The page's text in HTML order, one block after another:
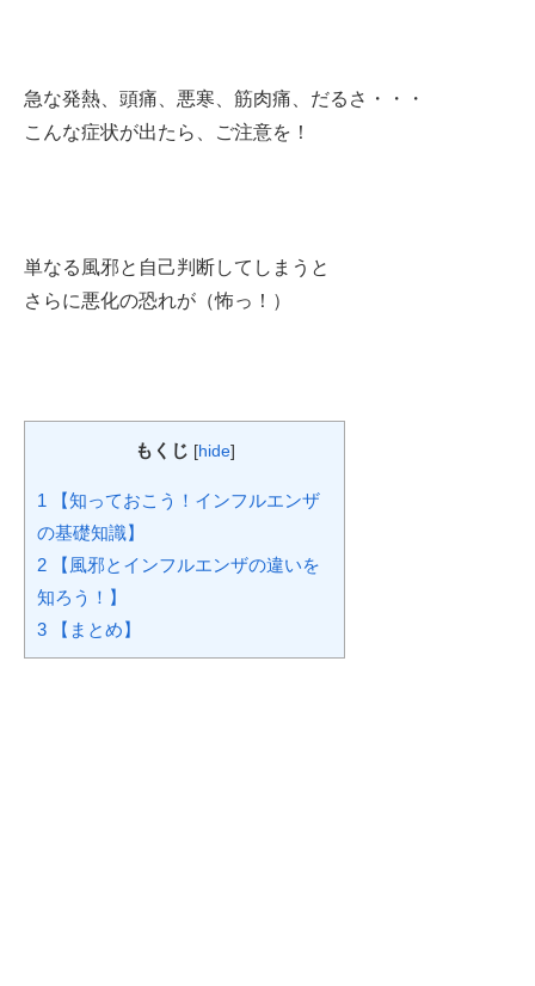
急な発熱、頭痛、悪寒、筋肉痛、だるさ・・・
こんな症状が出たら、ご注意を！
単なる風邪と自己判断してしまうと
さらに悪化の恐れが（怖っ！）
もくじ [hide]
1 【知っておこう！インフルエンザ
の基礎知識】
2 【風邪とインフルエンザの違いを
知ろう！】
3 【まとめ】